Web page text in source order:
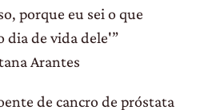
porque eu sei o que
dia de vida dele'”
Arantes
de cancro de próstata